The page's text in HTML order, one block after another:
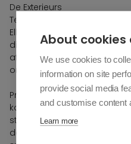
De Exterieurs
Terrassen en daken die de
Elke townhouse beschikt
dineren, ontspannen en
afscherming bieden een
ononderbroken uitzicht op
Privé dakterrassen bekronen
koffie bij zonsopgang,
sterren kijken in de nacht.
de mogelijkheid voor
About cookies
We use cookies to
information on site
provide social media
and customise content
Learn more